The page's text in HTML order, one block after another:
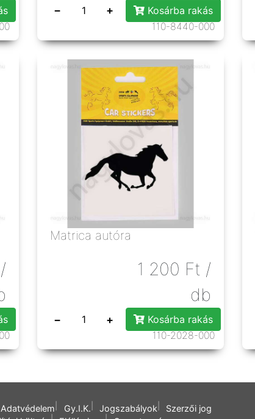
− +
Kosárba rakás
110-8440-000
/
Matrica autóra
1 200 Ft /
db
− +
Kosárba rakás
110-2028-000
Adatvédelem Gy.I.K. Jogszabályok
Szerzői jog